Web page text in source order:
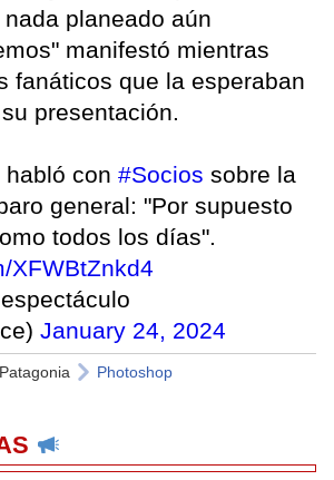
planeado aún
manifestó mientras
fanáticos que la esperaban
presentación.
habló con #Socios sobre la
general: "Por supuesto
todos los días".
XFWBtZnkd4
January 24, 2024
Photoshop